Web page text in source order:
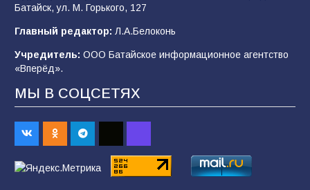
В Батайске продолжаются дорожные работы
98 04.08.2026
«Пургу нести — не поля переходить»: почему
заявления о мобилизации — это
пропагандистский вброс
01.08.2026
Батайск, ул. М. Горького, 127
Главный редактор: Л.А.Белоконь
Учредитель: ООО Батайское информационное агентство
«Вперёд».
МЫ В СОЦСЕТЯХ